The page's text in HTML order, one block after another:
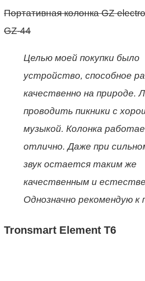
Портативная колонка GZ
GZ-44
Целью моей покупки было
устройство, способное
качественно на природе.
проводить пикники с
музыкой. Колонка
отлично. Даже при
звук остается таким же
качественным и
Однозначно рекомендую к
Tronsmart Element T6